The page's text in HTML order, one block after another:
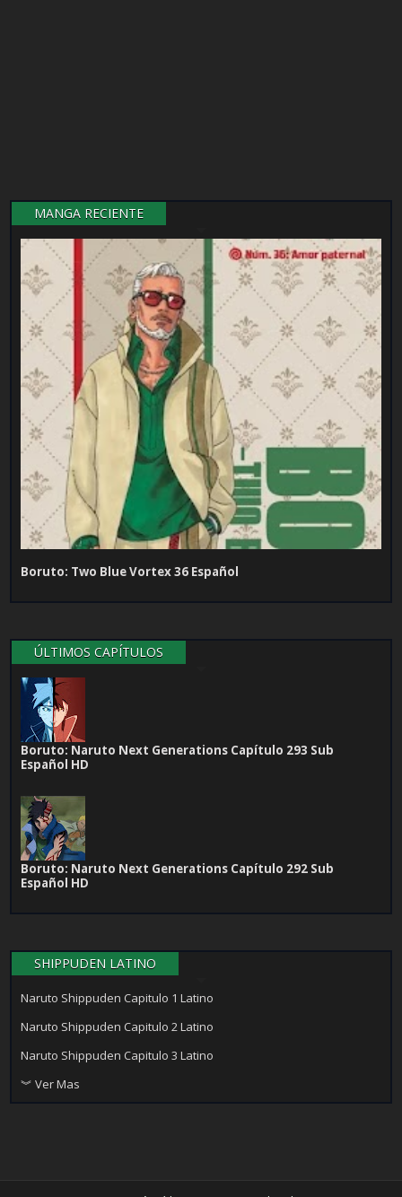
MANGA RECIENTE
Boruto: Two Blue Vortex 36 Español
ÚLTIMOS CAPÍTULOS
Boruto: Naruto Next Generations Capítulo 293 Sub
Español HD
Boruto: Naruto Next Generations Capítulo 292 Sub
Español HD
SHIPPUDEN LATINO
Naruto Shippuden Capitulo 1 Latino
Naruto Shippuden Capitulo 2 Latino
Naruto Shippuden Capitulo 3 Latino
︾ Ver Mas